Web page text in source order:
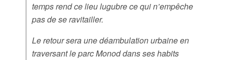
temps rend ce lieu lugubre ce qui n’empêche
pas de se ravitailler.
Le retour sera une déambulation urbaine en
traversant le parc Monod dans ses habits